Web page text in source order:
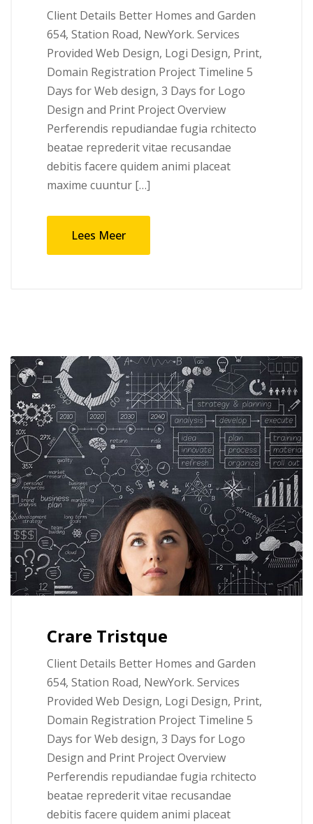
Client Details Better Homes and Garden
654, Station Road, NewYork. Services
Provided Web Design, Logi Design, Print,
Domain Registration Project Timeline 5
Days for Web design, 3 Days for Logo
Design and Print Project Overview
Perferendis repudiandae fugia rchitecto
beatae reprederit vitae recusandae
debitis facere quidem animi placeat
maxime cuuntur […]
Lees Meer
Crare Tristque
Client Details Better Homes and Garden
654, Station Road, NewYork. Services
Provided Web Design, Logi Design, Print,
Domain Registration Project Timeline 5
Days for Web design, 3 Days for Logo
Design and Print Project Overview
Perferendis repudiandae fugia rchitecto
beatae reprederit vitae recusandae
debitis facere quidem animi placeat